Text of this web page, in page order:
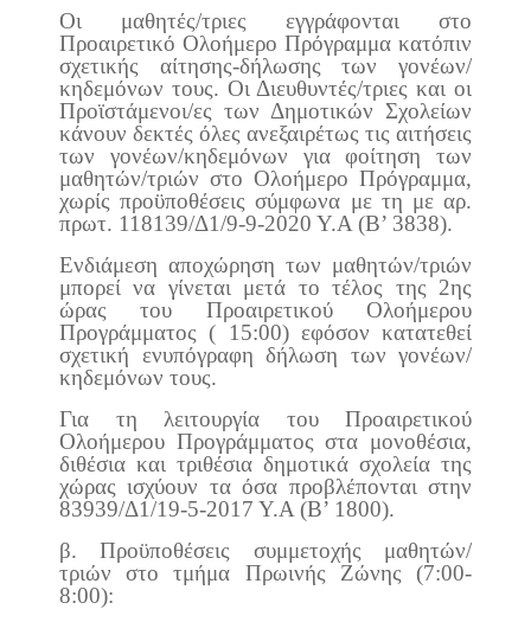
Οι μαθητές/τριες εγγράφονται στο
Προαιρετικό Ολοήμερο Πρόγραμμα κατόπιν
σχετικής αίτησης-δήλωσης των γονέων/
κηδεμόνων τους. Οι Διευθυντές/τριες και οι
Προϊστάμενοι/ες των Δημοτικών Σχολείων
κάνουν δεκτές όλες ανεξαιρέτως τις αιτήσεις
των γονέων/κηδεμόνων για φοίτηση των
μαθητών/τριών στο Ολοήμερο Πρόγραμμα,
χωρίς προϋποθέσεις σύμφωνα με τη με αρ.
πρωτ. 118139/Δ1/9-9-2020 Υ.Α (Β’ 3838).
Ενδιάμεση αποχώρηση των μαθητών/τριών
μπορεί να γίνεται μετά το τέλος της 2ης
ώρας του Προαιρετικού Ολοήμερου
Προγράμματος ( 15:00) εφόσον κατατεθεί
σχετική ενυπόγραφη δήλωση των γονέων/
κηδεμόνων τους.
Για τη λειτουργία του Προαιρετικού
Ολοήμερου Προγράμματος στα μονοθέσια,
διθέσια και τριθέσια δημοτικά σχολεία της
χώρας ισχύουν τα όσα προβλέπονται στην
83939/Δ1/19-5-2017 Υ.Α (Β’ 1800).
β. Προϋποθέσεις συμμετοχής μαθητών/
τριών στο τμήμα Πρωινής Ζώνης (7:00-
8:00):